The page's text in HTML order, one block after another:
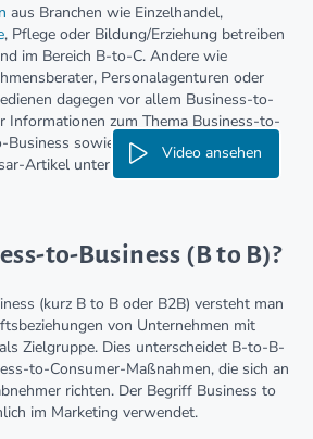
aus Branchen wie Einzelhandel,
, Pflege oder Bildung/Erziehung betreiben
im Bereich B-to-C. Andere wie
Personalagenturen oder
dagegen vor allem Business-to-
Informationen zum Thema Business-to-
sowie Marketing finden Sie in
Artikel unter
Business-to-Business
Video ansehen
to-Business (B to B)?
(kurz B to B oder B2B) versteht man
von Unternehmen mit
Zielgruppe. Dies unterscheidet B-to-B-
to-Consumer-Maßnahmen, die sich an
richten. Der Begriff Business to
im Marketing verwendet.